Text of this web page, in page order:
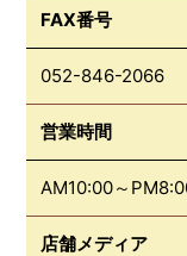
FAX番号
052-846-2066
営業時間
AM10:00～
店舗メディア